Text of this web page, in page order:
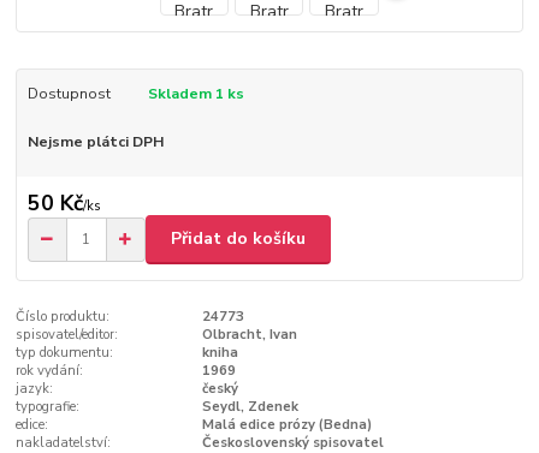
Dostupnost Skladem 1 ks
Nejsme plátci DPH
50 Kč/ks
Přidat do košíku
Číslo produktu:
24773
spisovatel/editor:
Olbracht, Ivan
typ dokumentu:
kniha
rok vydání:
1969
jazyk:
český
typografie:
Seydl, Zdenek
edice:
Malá edice prózy (Bedna)
nakladatelství:
Československý spisovatel